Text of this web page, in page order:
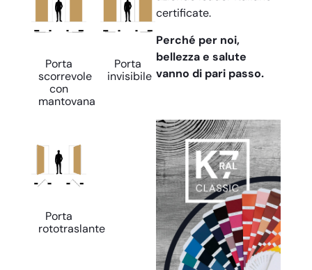
Porta
scorrevole
con
mantovana
Porta
invisibile
Porta
rototraslante
certificate.
Perché per noi,
bellezza e salute
vanno di pari passo.